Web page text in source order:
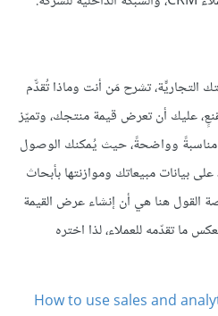
تشرح مَن أنت وماذا تُقدّّم
عليك أن تعرض قيمة منتجك، وتميّز
مناسبةً وواضحةً، حيث يُمكنك الوصول
بيانات مبيعاتك وموازنتها بأبحاث
القول هنا هي أن إنشاء عرض القيمة
ما تقدّمه للعملاء، لذا اختره
How to use sales and